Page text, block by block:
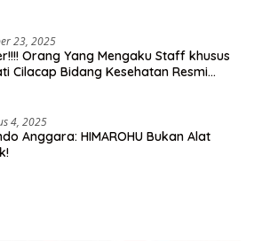
23, 2025
Orang Yang Mengaku Staff khusus
Cilacap Bidang Kesehatan Resmi
4, 2025
Anggara: HIMAROHU Bukan Alat